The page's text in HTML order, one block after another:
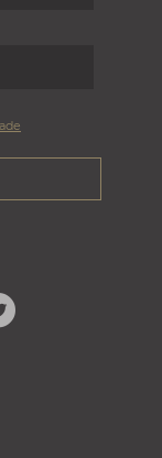
TWITTER